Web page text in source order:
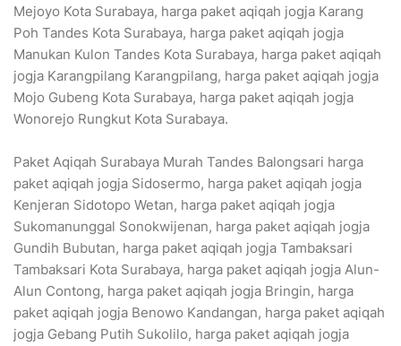
Mejoyo Kota Surabaya, harga paket aqiqah jogja Karang
Poh Tandes Kota Surabaya, harga paket aqiqah jogja
Manukan Kulon Tandes Kota Surabaya, harga paket aqiqah
jogja Karangpilang Karangpilang, harga paket aqiqah jogja
Mojo Gubeng Kota Surabaya, harga paket aqiqah jogja
Wonorejo Rungkut Kota Surabaya.
Paket Aqiqah Surabaya Murah Tandes Balongsari harga
paket aqiqah jogja Sidosermo, harga paket aqiqah jogja
Kenjeran Sidotopo Wetan, harga paket aqiqah jogja
Sukomanunggal Sonokwijenan, harga paket aqiqah jogja
Gundih Bubutan, harga paket aqiqah jogja Tambaksari
Tambaksari Kota Surabaya, harga paket aqiqah jogja Alun-
Alun Contong, harga paket aqiqah jogja Bringin, harga
paket aqiqah jogja Benowo Kandangan, harga paket aqiqah
jogja Gebang Putih Sukolilo, harga paket aqiqah jogja